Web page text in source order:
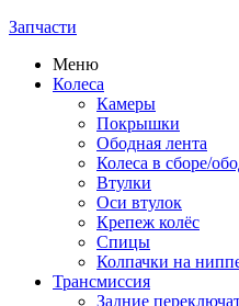
Запчасти
Меню
Колеса
Камеры
Покрышки
Ободная лента
Колеса в сборе/
Втулки
Оси втулок
Крепеж колёс
Спицы
Колпачки на
Трансмиссия
Задние